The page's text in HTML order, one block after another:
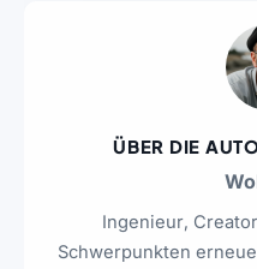
ÜBER DIE
Ingenieur,
Schwerpunkten